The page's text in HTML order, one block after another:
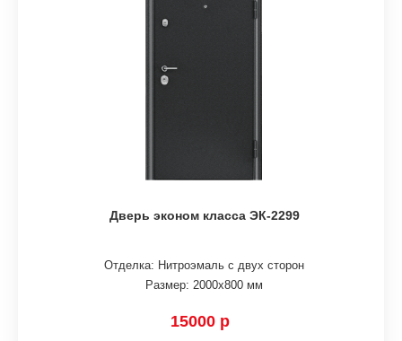
Дверь эконом класса ЭК-2299
Отделка: Нитроэмаль с двух сторон
Размер: 2000х800 мм
15000 р